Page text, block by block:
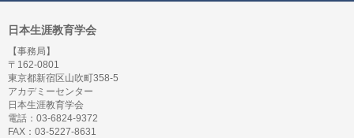
日本生涯教育学会
【事務局】
〒162-0801
東京都新宿区山吹町358-5
アカデミーセンター
日本生涯教育学会
電話：03-6824-9372
FAX：03-5227-8631